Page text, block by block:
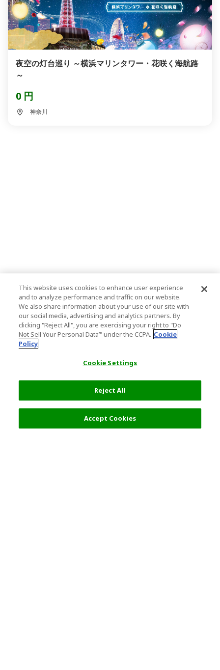
夜空の灯台巡り ～横浜マリンタワー・花咲く海航路
～
0 円
神奈川
This website uses cookies to enhance user experience
and to analyze performance and traffic on our website.
We also share information about your use of our site with
our social media, advertising and analytics partners. By
clicking "Reject All", you are exercising your right to "Do
Not Sell Your Personal Data’" under the CCPA. Cookie
Policy
Cookie Settings
Reject All
Accept Cookies